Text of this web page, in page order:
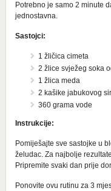
Potrebno je samo 2 minute
jednostavna.
Sastojci:
1 žličica cimeta
2 žlice svježeg soka
1 žlica meda
2 kašike jabukovog
360 grama vode
Instrukcije:
Pomiješajte sve sastojke u
želudac. Za najbolje
Pripremite svaki dan prije
Ponovite ovu rutinu za 3